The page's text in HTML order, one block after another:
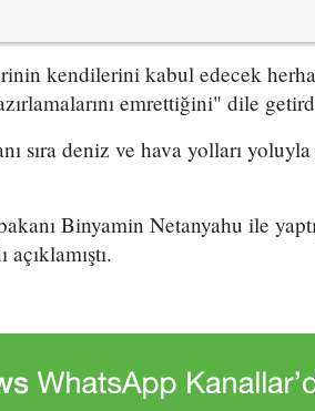
kendilerini kabul edecek
emrettiğini" dile
sıra deniz ve hava yolları
Binyamin Netanyahu ile